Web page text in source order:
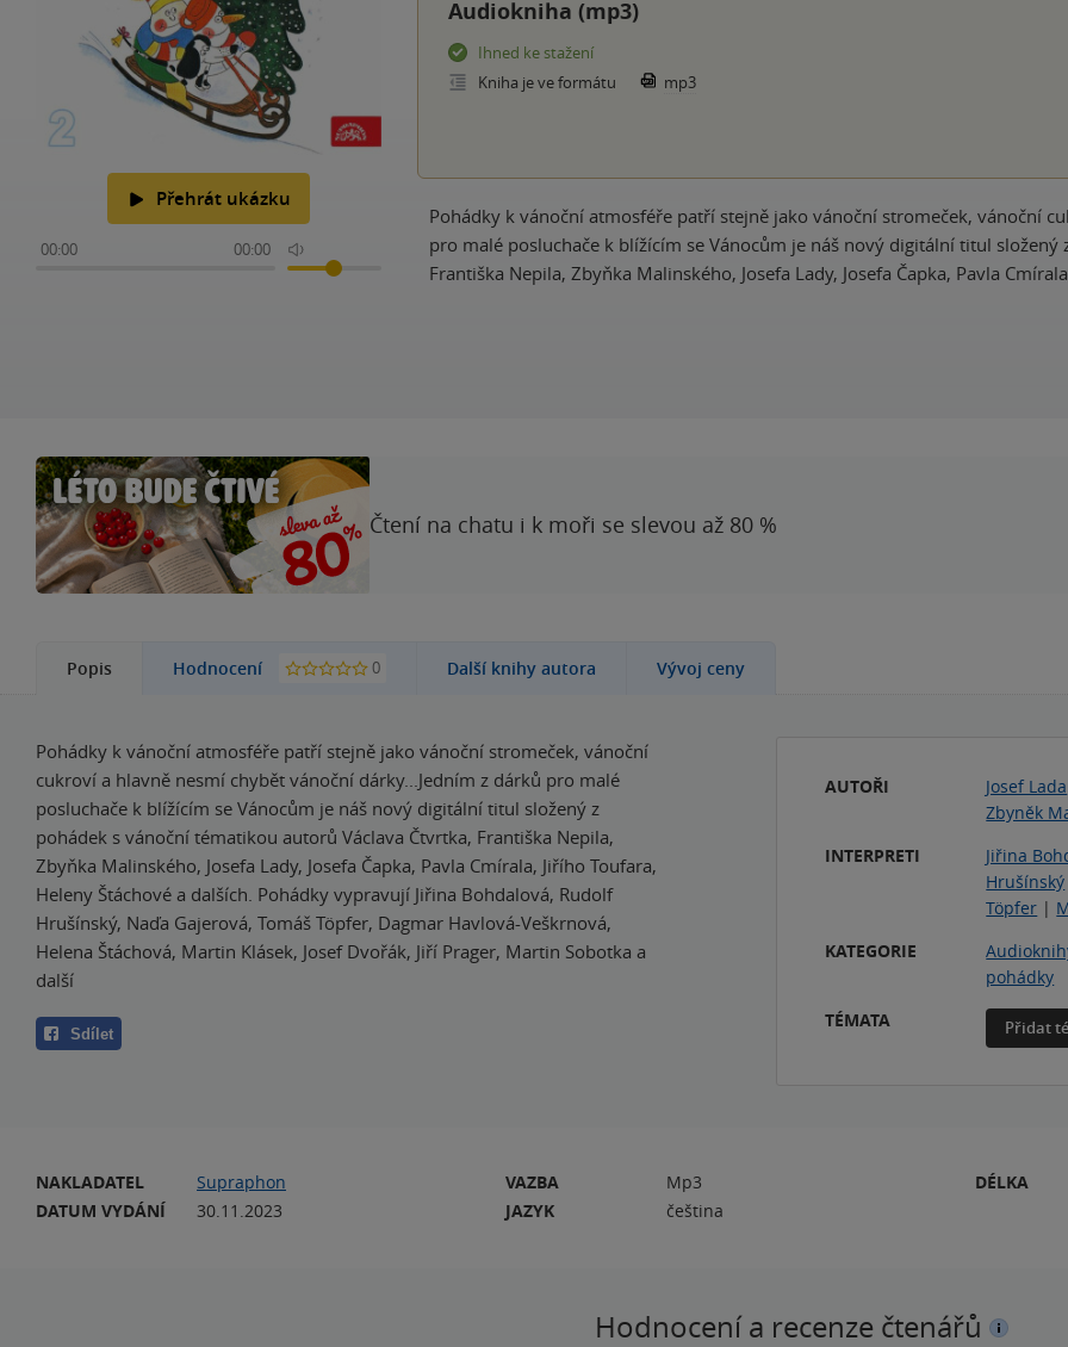
Přehrát ukázku
00:00 00:00
Audiokniha (mp3)
Ihned ke stažení
Kniha je ve formátu
mp3
Pohádky k vánoční atmosféře patří stejně jako vánoční stromeček, vánoční
pro malé posluchače k blížícím se Vánocům je náš nový digitální titul
Františka Nepila, Zbyňka Malinského, Josefa Lady, Josefa Čapka, Pavla
Čtení na chatu i k moři se slevou až 80 %
Popis Hodnocení 0 Další knihy autora Vývoj ceny
Pohádky k vánoční atmosféře patří stejně jako vánoční stromeček, vánoční
cukroví a hlavně nesmí chybět vánoční dárky...Jedním z dárků pro malé
posluchače k blížícím se Vánocům je náš nový digitální titul složený z
pohádek s vánoční tématikou autorů Václava Čtvrtka, Františka Nepila,
Zbyňka Malinského, Josefa Lady, Josefa Čapka, Pavla Cmírala, Jiřího Toufara,
Heleny Štáchové a dalších. Pohádky vypravují Jiřina Bohdalová, Rudolf
Hrušínský, Naďa Gajerová, Tomáš Töpfer, Dagmar Havlová-Veškrnová,
Helena Štáchová, Martin Klásek, Josef Dvořák, Jiří Prager, Martin Sobotka a
další
Sdílet
AUTOŘI Josef Lada
Zbyněk
INTERPRETI
Jiřina
Hrušínský
Töpfer |
KATEGORIE
pohádky
TÉMATA
Přidat
NAKLADATEL
Supraphon
DATUM VYDÁNÍ
30.11.2023
VAZBA
Mp3
JAZYK
čeština
DÉLKA
Hodnocení a recenze čtenářů